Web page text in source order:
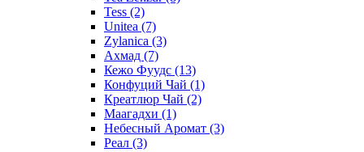
Tess (2)
Unitea (7)
Zylanica (3)
Ахмад (7)
Кежо Фуудс (13)
Конфуций Чай (1)
Креатлюр Чай (2)
Маагадхи (1)
Небесный Аромат (3)
Реал (3)